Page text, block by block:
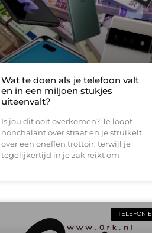
Wat te doen als je telefoon valt
en in een miljoen stukjes
uiteenvalt?
Is jou dit ooit overkomen? Je loopt
nonchalant over straat en je struikelt
over een oneffen trottoir, terwijl je
tegelijkertijd in je zak reikt om
TELEFONIE